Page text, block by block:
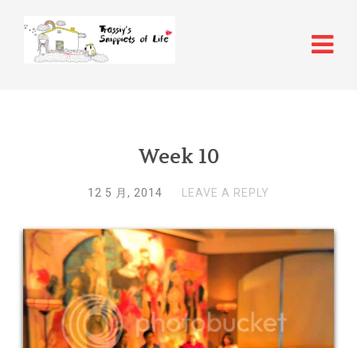
Week 10
12 5 月, 2014 LEAVE A REPLY